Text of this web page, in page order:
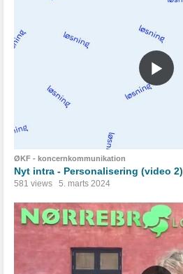
ØKF - koncernkommunikation
Nyt intra - Personalisering (video 2)
581 views 5. marts 2024